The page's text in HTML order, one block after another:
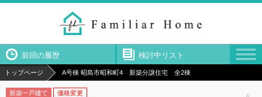
前回の履歴 検討中リスト
トップページ A号棟 昭島市昭和町4 新築分譲住宅 全2棟
新築一戸建て 価格変更